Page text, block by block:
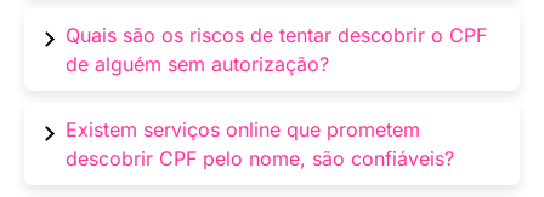
judicial válida.
A maneira correta de obter o CPF de alguém é
solicitando diretamente à pessoa em questão
ou, em casos específicos, por meio de
formal assinada.
Quais são os riscos de tentar descobrir o CPF
de alguém sem autorização?
Tentar obter o CPF de alguém sem autorização
pode ser considerado uma violação da
privacidade e dos direitos da pessoa. Além
Existem serviços online que prometem
descobrir CPF pelo nome, são confiáveis?